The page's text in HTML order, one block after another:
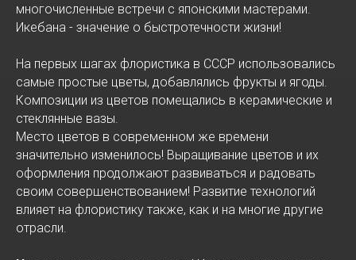
многочисленные встречи с японскими мастерами.
Икебана - значение о быстротечности жизни!
На первых шагах флористика в СССР использовались
самые простые цветы, добавлялись фрукты и ягоды.
Композиции из цветов помещались в керамические и
стеклянные вазы.
Место цветов в современном же времени
значительно изменилось! Выращивание цветов и их
оформления продолжают развиваться и радовать
своим совершенствованием! Развитие технологий
влияет на флористику также, как и на многие другие
отрасли.